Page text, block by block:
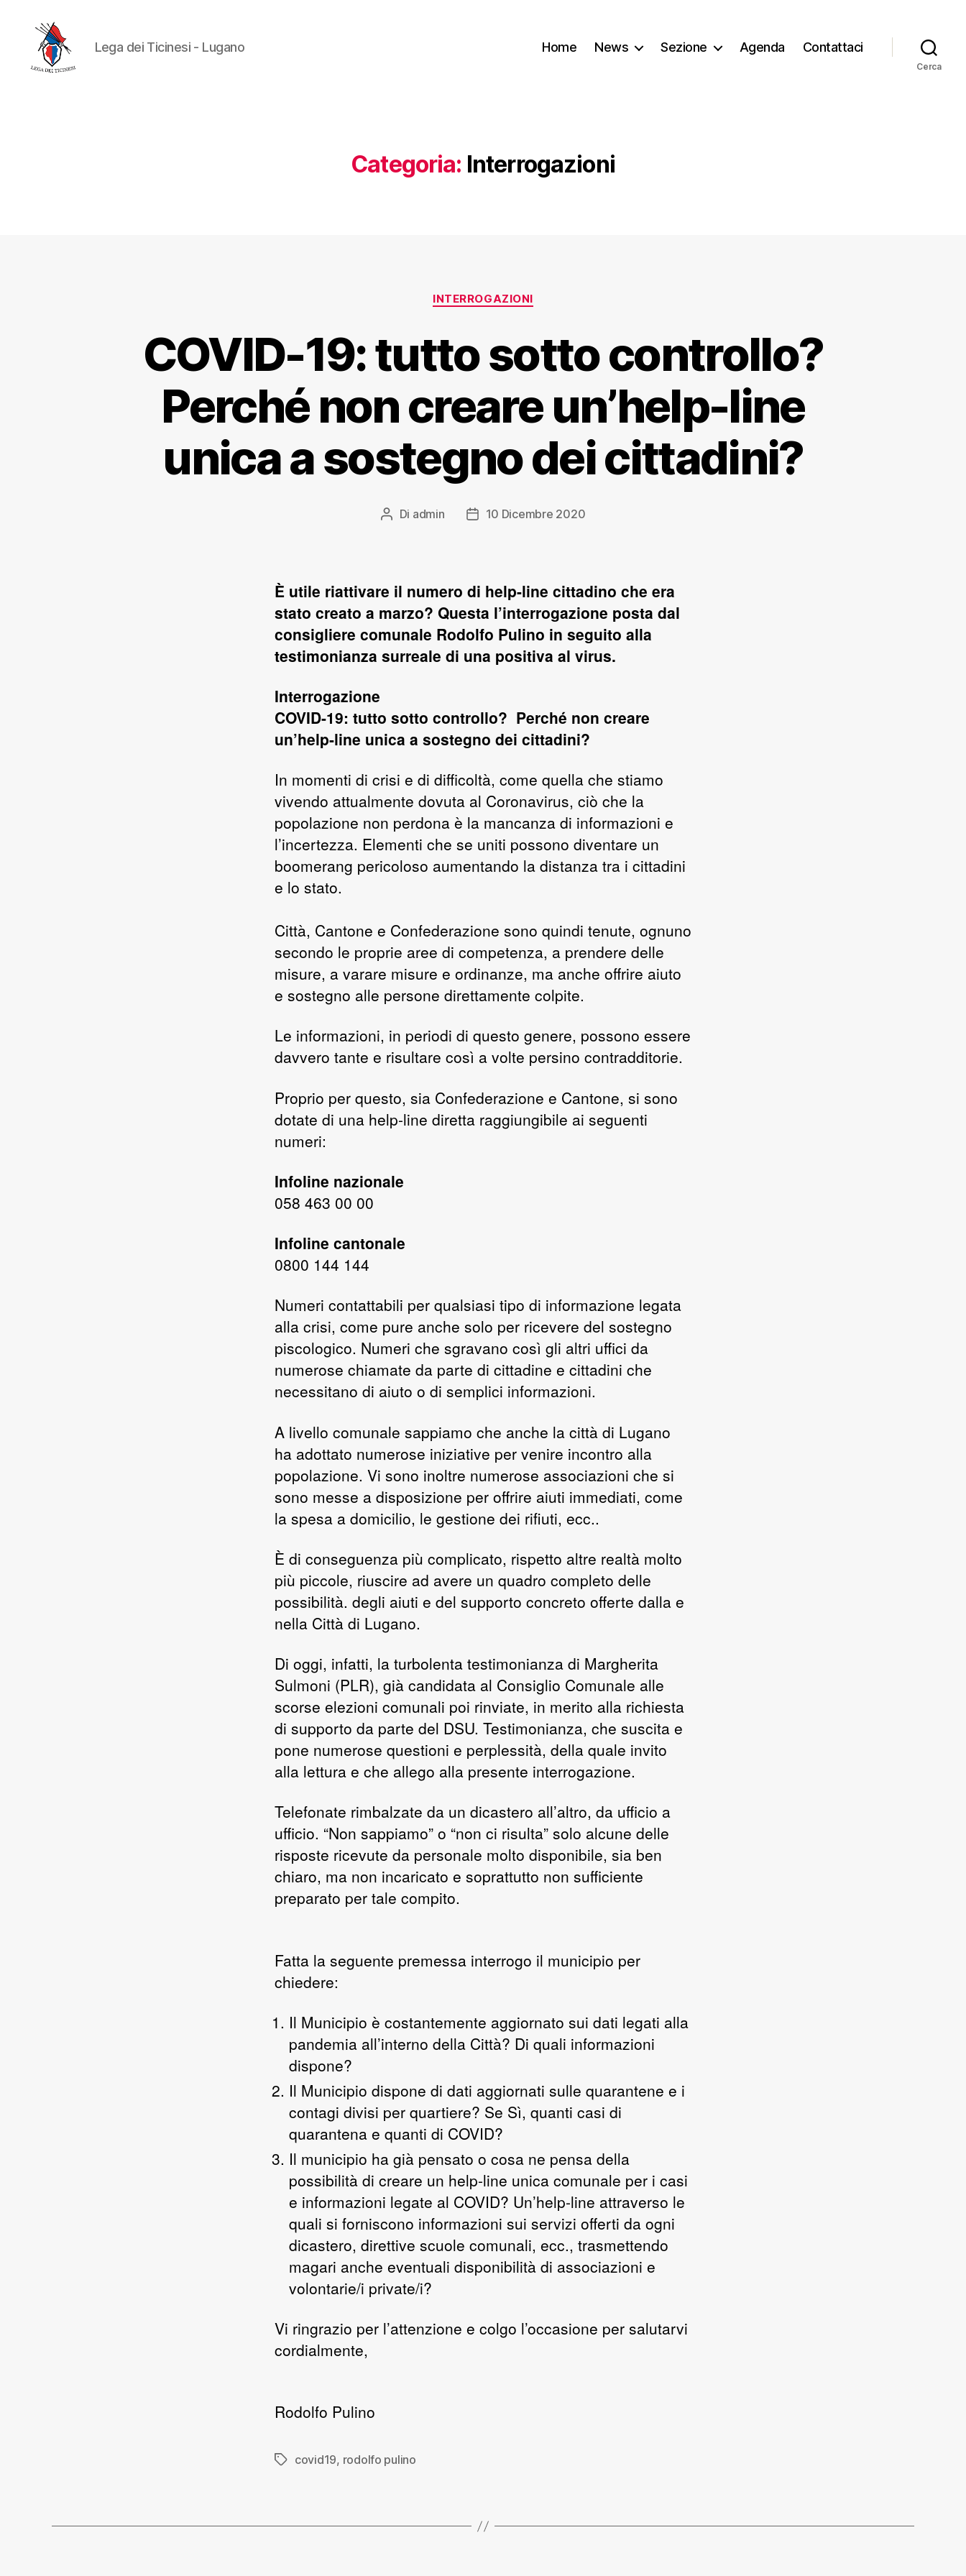
Lega dei Ticinesi - Lugano Home News Sezione Agenda Contattaci
Cerca
Categoria: Interrogazioni
INTERROGAZIONI
COVID-19: tutto sotto controllo?
Perché non creare un’help-line
unica a sostegno dei cittadini?
Di admin 10 Dicembre 2020
È utile riattivare il numero di help-line cittadino che era
stato creato a marzo? Questa l’interrogazione posta dal
consigliere comunale Rodolfo Pulino in seguito alla
testimonianza surreale di una positiva al virus.
Interrogazione
COVID-19: tutto sotto controllo? Perché non creare
un’help-line unica a sostegno dei cittadini?
In momenti di crisi e di difficoltà, come quella che stiamo
vivendo attualmente dovuta al Coronavirus, ciò che la
popolazione non perdona è la mancanza di informazioni e
l’incertezza. Elementi che se uniti possono diventare un
boomerang pericoloso aumentando la distanza tra i cittadini
e lo stato.
Città, Cantone e Confederazione sono quindi tenute, ognuno
secondo le proprie aree di competenza, a prendere delle
misure, a varare misure e ordinanze, ma anche offrire aiuto
e sostegno alle persone direttamente colpite.
Le informazioni, in periodi di questo genere, possono essere
davvero tante e risultare così a volte persino contradditorie.
Proprio per questo, sia Confederazione e Cantone, si sono
dotate di una help-line diretta raggiungibile ai seguenti
numeri:
Infoline nazionale
058 463 00 00
Infoline cantonale
0800 144 144
Numeri contattabili per qualsiasi tipo di informazione legata
alla crisi, come pure anche solo per ricevere del sostegno
piscologico. Numeri che sgravano così gli altri uffici da
numerose chiamate da parte di cittadine e cittadini che
necessitano di aiuto o di semplici informazioni.
A livello comunale sappiamo che anche la città di Lugano
ha adottato numerose iniziative per venire incontro alla
popolazione. Vi sono inoltre numerose associazioni che si
sono messe a disposizione per offrire aiuti immediati, come
la spesa a domicilio, le gestione dei rifiuti, ecc..
È di conseguenza più complicato, rispetto altre realtà molto
più piccole, riuscire ad avere un quadro completo delle
possibilità. degli aiuti e del supporto concreto offerte dalla e
nella Città di Lugano.
Di oggi, infatti, la turbolenta testimonianza di Margherita
Sulmoni (PLR), già candidata al Consiglio Comunale alle
scorse elezioni comunali poi rinviate, in merito alla richiesta
di supporto da parte del DSU. Testimonianza, che suscita e
pone numerose questioni e perplessità, della quale invito
alla lettura e che allego alla presente interrogazione.
Telefonate rimbalzate da un dicastero all’altro, da ufficio a
ufficio. “Non sappiamo” o “non ci risulta” solo alcune delle
risposte ricevute da personale molto disponibile, sia ben
chiaro, ma non incaricato e soprattutto non sufficiente
preparato per tale compito.
Fatta la seguente premessa interrogo il municipio per
chiedere:
Il Municipio è costantemente aggiornato sui dati legati alla
pandemia all’interno della Città? Di quali informazioni
dispone?
Il Municipio dispone di dati aggiornati sulle quarantene e i
contagi divisi per quartiere? Se Sì, quanti casi di
quarantena e quanti di COVID?
Il municipio ha già pensato o cosa ne pensa della
possibilità di creare un help-line unica comunale per i casi
e informazioni legate al COVID? Un’help-line attraverso le
quali si forniscono informazioni sui servizi offerti da ogni
dicastero, direttive scuole comunali, ecc., trasmettendo
magari anche eventuali disponibilità di associazioni e
volontarie/i private/i?
Vi ringrazio per l’attenzione e colgo l’occasione per salutarvi
cordialmente,
Rodolfo Pulino
covid19, rodolfo pulino